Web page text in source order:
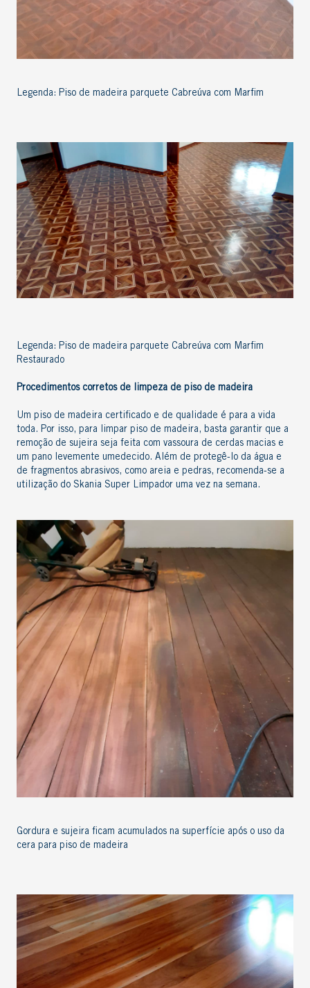
Legenda: Piso de madeira parquete Cabreúva com Marfim
Legenda: Piso de madeira parquete Cabreúva com Marfim
Restaurado
Procedimentos corretos de limpeza de piso de madeira
Um piso de madeira certificado e de qualidade é para a vida
toda. Por isso, para limpar piso de madeira, basta garantir que a
remoção de sujeira seja feita com vassoura de cerdas macias e
um pano levemente umedecido. Além de protegê-lo da água e
de fragmentos abrasivos, como areia e pedras, recomenda-se a
utilização do Skania Super Limpador uma vez na semana.
Gordura e sujeira ficam acumulados na superfície após o uso da
cera para piso de madeira